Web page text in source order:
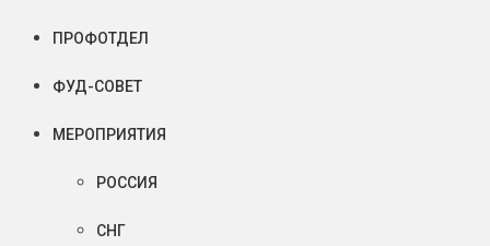
ПРОФОТДЕЛ
ФУД-СОВЕТ
МЕРОПРИЯТИЯ
РОССИЯ
СНГ